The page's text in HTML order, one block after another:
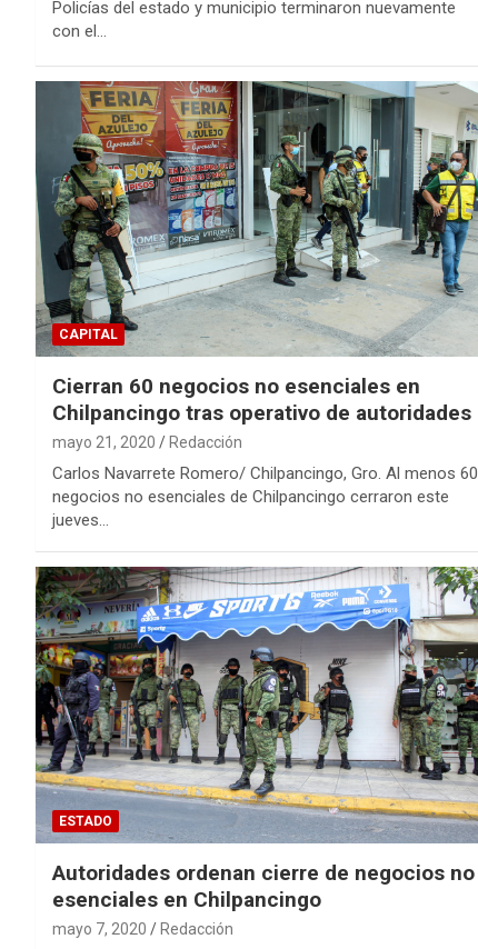
Policías del estado y municipio terminaron nuevamente
con el…
CAPITAL
Cierran 60 negocios no esenciales en
Chilpancingo tras operativo de autoridades
mayo 21, 2020 Redacción
Carlos Navarrete Romero/ Chilpancingo, Gro. Al menos 60
negocios no esenciales de Chilpancingo cerraron este
jueves…
ESTADO
Autoridades ordenan cierre de negocios no
esenciales en Chilpancingo
mayo 7, 2020 Redacción